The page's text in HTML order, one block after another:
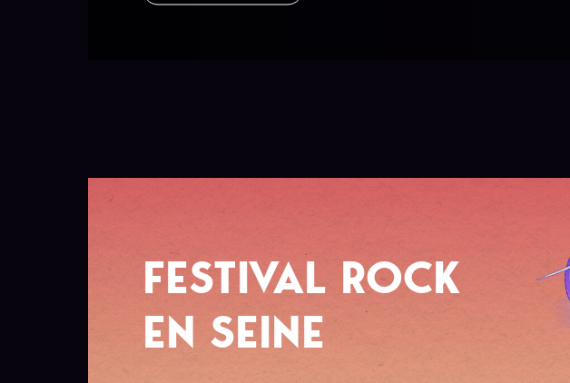
FESTIVAL ROCK
EN SEINE